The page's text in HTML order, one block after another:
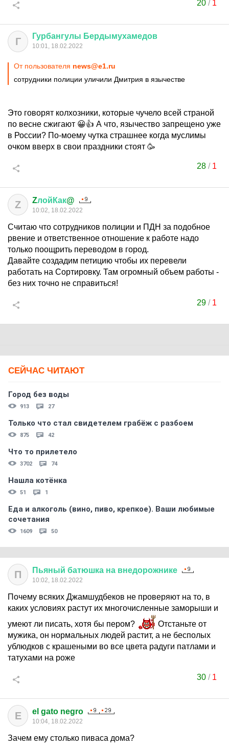
20 / 1
Г Гурбангулы Бердымухамедов
10:01, 18.02.2022
От пользователя news@e1.ru
сотрудники полиции уличили Дмитрия в язычестве
Это говорят колхозники, которые чучело всей страной
по весне сжигают 😀👍 А что, язычество запрещено уже
в России? По-моему чутка страшнее когда муслимы
очком вверх в свои праздники стоят 🥳
28 / 1
Z ZлойКак@
10:02, 18.02.2022
Считаю что сотрудников полиции и ПДН за подобное
рвение и ответственное отношение к работе надо
только поощрить переводом в город.
Давайте создадим петицию чтобы их перевели
работать на Сортировку. Там огромный объем работы -
без них точно не справиться!
29 / 1
СЕЙЧАС ЧИТАЮТ
Город без воды
913 27
Только что стал свидетелем грабёж с разбоем
875 42
Что то прилетело
3702 74
Нашла котёнка
51 1
Еда и алкоголь (вино, пиво, крепкое). Ваши любимые
сочетания
1609 50
П Пьяный батюшка на внедорожнике
10:02, 18.02.2022
Почему всяких Джамшудбеков не проверяют на то, в
каких условиях растут их многочисленные заморыши и
умеют ли писать, хотя бы пером?
Отстаньте от
мужика, он нормальных людей растит, а не бесполых
ублюдков с крашеными во все цвета радуги патлами и
татухами на роже
30 / 1
E el gato negro
10:04, 18.02.2022
Зачем ему столько пиваса дома?